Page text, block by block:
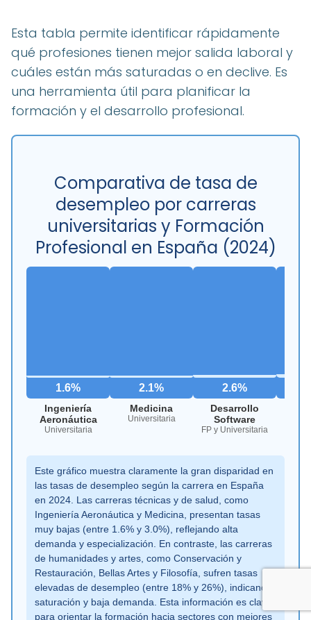
Esta tabla permite identificar rápidamente
qué profesiones tienen mejor salida laboral y
cuáles están más saturadas o en declive. Es
una herramienta útil para planificar la
formación y el desarrollo profesional.
Comparativa de tasa de
desempleo por carreras
universitarias y Formación
Profesional en España (2024)
1.6%
Ingeniería
Aeronáutica
Universitaria
2.1%
Medicina
Universitaria
2.6%
Desarrollo
Software
FP y Universitaria
Este gráfico muestra claramente la gran disparidad en
las tasas de desempleo según la carrera en España
en 2024. Las carreras técnicas y de salud, como
Ingeniería Aeronáutica y Medicina, presentan tasas
muy bajas (entre 1.6% y 3.0%), reflejando alta
demanda y especialización. En contraste, las carreras
de humanidades y artes, como Conservación y
Restauración, Bellas Artes y Filosofía, sufren tasas
elevadas de desempleo (entre 18% y 26%), indicando
saturación y baja demanda. Esta información es clave
para orientar la formación hacia sectores con mejores